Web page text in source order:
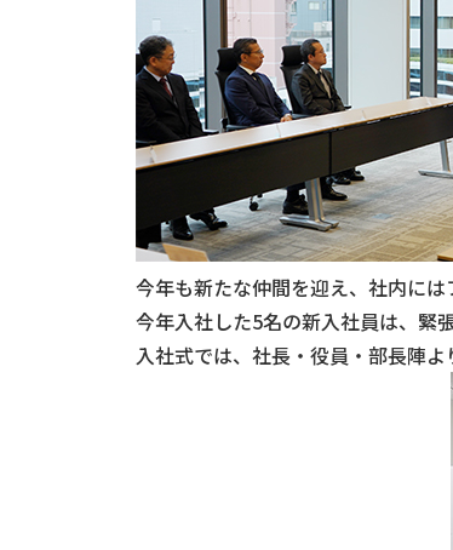
今年も新たな仲間を迎え、社内には
今年入社した5名の新入社員は、緊
入社式では、社長・役員・部長陣